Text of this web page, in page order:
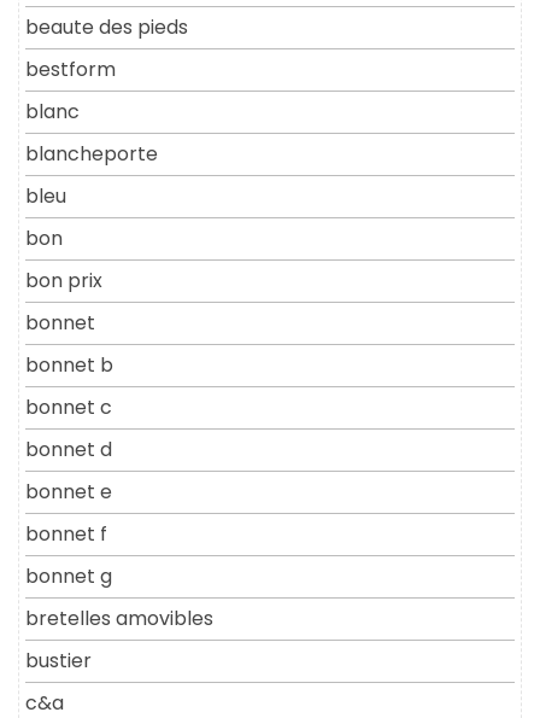
beaute des pieds
bestform
blanc
blancheporte
bleu
bon
bon prix
bonnet
bonnet b
bonnet c
bonnet d
bonnet e
bonnet f
bonnet g
bretelles amovibles
bustier
c&a